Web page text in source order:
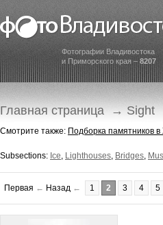
Фотографии Владивостока
и Приморского края – 8207
Главная страница → Sight
Смотрите также: Подборка памятников
Subsections: Ice, Lighthouses, Bridges,
Первая ← Назад ← 1 2 3 4 5